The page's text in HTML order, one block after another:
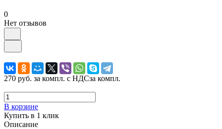
0
Нет отзывов
270 руб. за компл. с НДСза компл.
В корзине
Купить в 1 клик
Описание